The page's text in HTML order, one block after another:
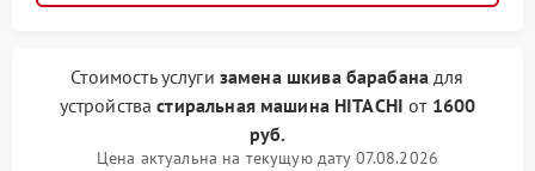
Стоимость услуги замена шкива барабана для
устройствастиральная машина HITACHI от 1600
руб.
Цена актуальна на текущую дату 07.08.2026